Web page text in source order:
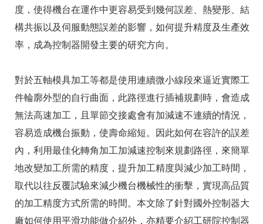
度，使得機台在運作中更容易受到幾何誤差、熱變形、結
構共振以及伺服動態誤差的影響，如何提升精度及生產效
率，成為控制器開發主要的研究方向。
對於五軸模具加工等都是使用連續微小線段來逼近實際工
件輪廓外型的自行曲面，此路徑進行插補規劃時，會造成
無法高速加工，且單節交接處會有加減速不連續的情況，
容易造成機台振動，使壽命縮短。因此如何在容許的誤差
內，利用最佳化轉角加工加減速控制來規劃路徑，來簡單
地改變加工所需的精度，提升加工精度與減少加工時間，
取代以往反覆試驗來減少機台機械性的衝擊，實現高品質
的加工精度方式所需的時間。本文除了針對國外控制器大
廠如何使用平滑功能做介紹外，亦精要介紹工研院控制器